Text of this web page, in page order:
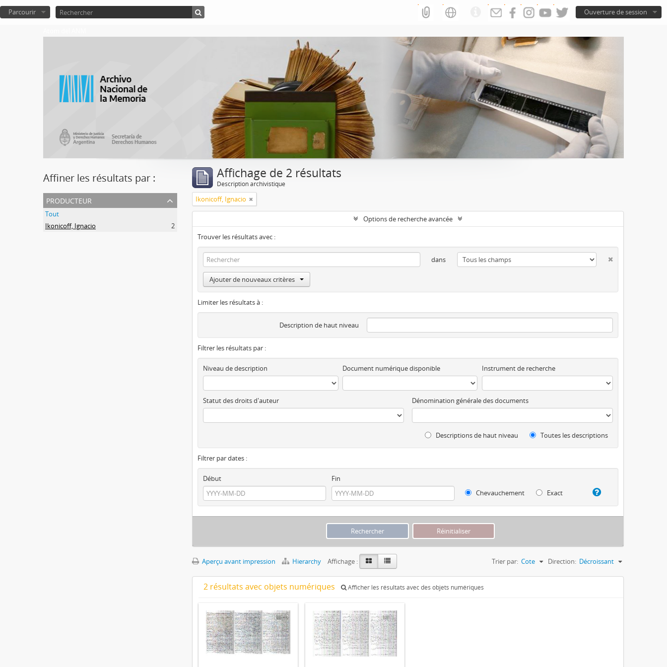
Ouverture de session
Parcourir
Affiner les résultats par :
producteur
Tout
Ikonicoff, Ignacio
2
Affichage de 2 résultats
Description archivistique
Ikonicoff, Ignacio
Options de recherche avancée
Trouver les résultats avec :
dans
Ajouter de nouveaux critères
Limiter les résultats à :
Description de haut niveau
Filtrer les résultats par :
Niveau de description Document numérique disponible Instrument de recherche
Statut des droits d'auteur Dénomination générale des documents
Descriptions de haut niveau Toutes les descriptions
Filtrer par dates :
Début
Fin
Chevauchement
Exact
Aperçu avant impression Hierarchy Affichage : Trier par: Cote Direction: Décroissant
2 résultats avec objets numériques Afficher les résultats avec des objets numériques